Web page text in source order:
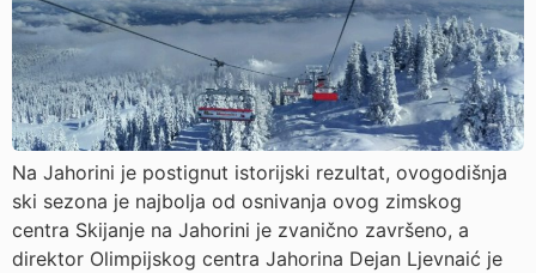
Na Jahorini je postignut istorijski rezultat, ovogodišnja
ski sezona je najbolja od osnivanja ovog zimskog
centra Skijanje na Jahorini je zvanično završeno, a
direktor Olimpijskog centra Јahorina Dejan Ljevnaić je